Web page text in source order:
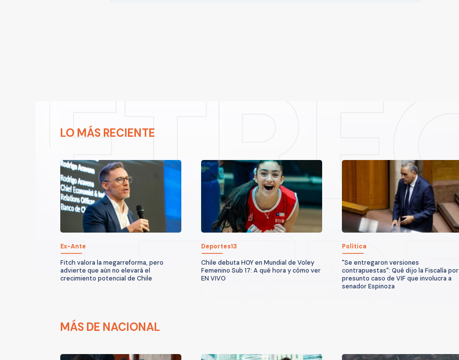
LO MÁS RECIENTE
Ex-Ante
Fitch valora la megarreforma, pero
advierte que aún no elevará el
crecimiento potencial de Chile
Deportes13
Chile debuta HOY en Mundial de Voley
Femenino Sub 17: A qué hora y cómo ver
EN VIVO
Política
"Se entregaron versiones
contrapuestas": Qué dijo la Fiscalía por
presunto caso de VIF que involucra a
senador Espinoza
MÁS DE NACIONAL